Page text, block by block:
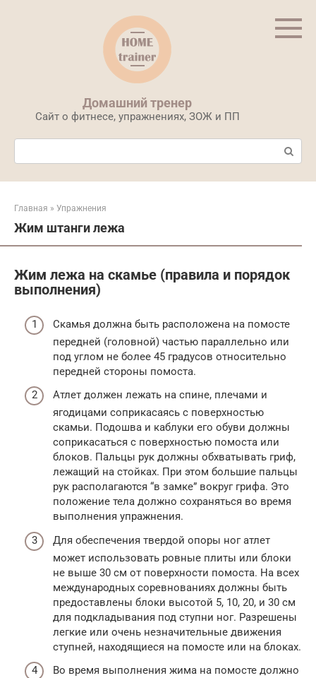
Домашний тренер
Сайт о фитнесе, упражнениях, ЗОЖ и ПП
Поиск:
Главная » Упражнения
Жим штанги лежа
Жим лежа на скамье (правила и порядок
выполнения)
Скамья должна быть расположена на помосте
передней (головной) частью параллельно или
под углом не более 45 градусов относительно
передней стороны помоста.
Атлет должен лежать на спине, плечами и
ягодицами соприкасаясь с поверхностью
скамьи. Подошва и каблуки его обуви должны
соприкасаться с поверхностью помоста или
блоков. Пальцы рук должны обхватывать гриф,
лежащий на стойках. При этом большие пальцы
рук располагаются “в замке” вокруг грифа. Это
положение тела должно сохраняться во время
выполнения упражнения.
Для обеспечения твердой опоры ног атлет
может использовать ровные плиты или блоки
не выше 30 см от поверхности помоста. На всех
международных соревнованиях должны быть
предоставлены блоки высотой 5, 10, 20, и 30 см
для подкладывания под ступни ног. Разрешены
легкие или очень незначительные движения
ступней, находящиеся на помосте или на блоках.
Во время выполнения жима на помосте должно